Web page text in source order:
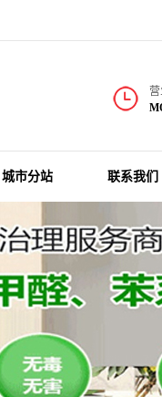
城市分站 联系我们